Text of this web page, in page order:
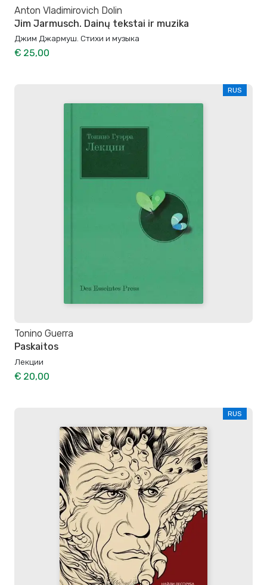
Anton Vladimirovich Dolin
Jim Jarmusch. Dainų tekstai ir muzika
Джим Джармуш. Стихи и музыка
€ 25,00
RUS
Tonino Guerra
Paskaitos
Лекции
€ 20,00
RUS